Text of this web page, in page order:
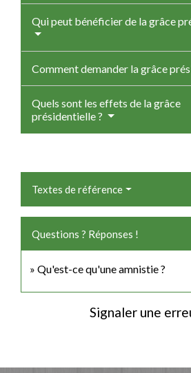
Qui peut bénéficier de la grâce
Comment demander la grâce
Quels sont les effets de la grâce
présidentielle ?
Textes de référence
Questions ? Réponses !
Qu'est-ce qu'une amnistie ?
Signaler une